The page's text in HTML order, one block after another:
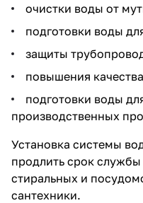
очистки воды от
подготовки воды
защиты
повышения
подготовки воды
производственных
Установка системы
продлить срок
стиральных и
сантехники.